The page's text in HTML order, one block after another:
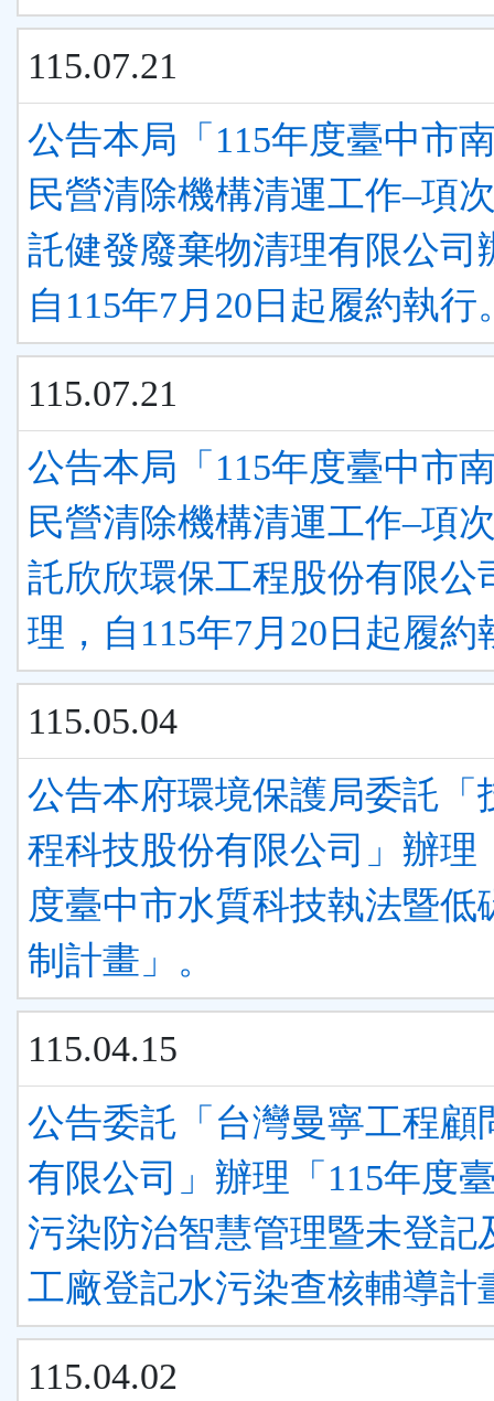
115.07.21
公告本局「115年度臺中市
民營清除機構清運工作–項
託健發廢棄物清理有限公司
自115年7月20日起履約執行
115.07.21
公告本局「115年度臺中市
民營清除機構清運工作–項
託欣欣環保工程股份有限公
理，自115年7月20日起履約
115.05.04
公告本府環境保護局委託「
程科技股份有限公司」辦理
度臺中市水質科技執法暨低
制計畫」。
115.04.15
公告委託「台灣曼寧工程顧
有限公司」辦理「115年度
污染防治智慧管理暨未登記
工廠登記水污染查核輔導計
115.04.02